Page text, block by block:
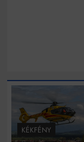
Mindenki a
Bitumenes
működik, ha jól
KÉKFÉNY